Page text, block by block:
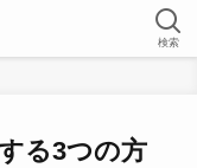
検索
る3つの方